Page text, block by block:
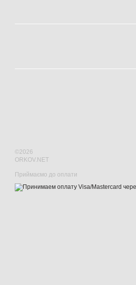
©2026
ORKOV.NET
Приймаємо до оплати